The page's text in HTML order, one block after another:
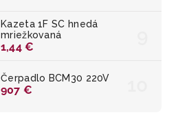
Kazeta 1F SC hnedá
mriežkovaná
1,44 €
Čerpadlo BCM30 220V
907 €